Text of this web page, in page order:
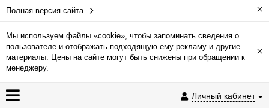
Полная версия сайта ×
Мы используем файлы «cookie», чтобы запоминать сведения о
пользователе и отображать подходящую ему рекламу и другие
материалы. Цены на сайте могут быть снижены при обращении к
менеджеру.
×
Личный кабинет
Гарантия
Доставка
и